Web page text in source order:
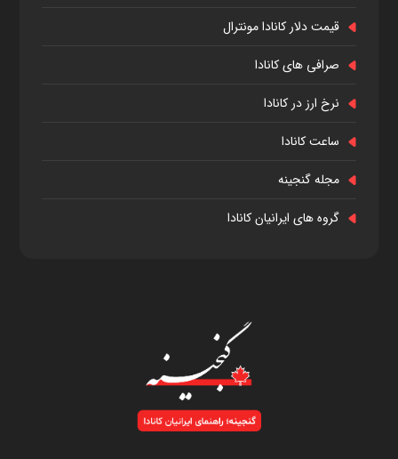
قیمت دلار کانادا مونترال
صرافی های کانادا
نرخ ارز در کانادا
ساعت کانادا
مجله گنجینه
گروه های ایرانیان کانادا